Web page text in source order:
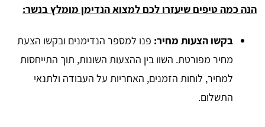
הנה כמה טיפים שיעזרו לכם למצוא הנדימן מומלץ בנשר:
בקשו הצעות מחיר: פנו למספר הנדימנים ובקשו הצעת
מחיר מפורטת. השוו בין ההצעות השונות, תוך התייחסות
למחיר, לוחות הזמנים, האחריות על העבודה ולתנאי
התשלום.